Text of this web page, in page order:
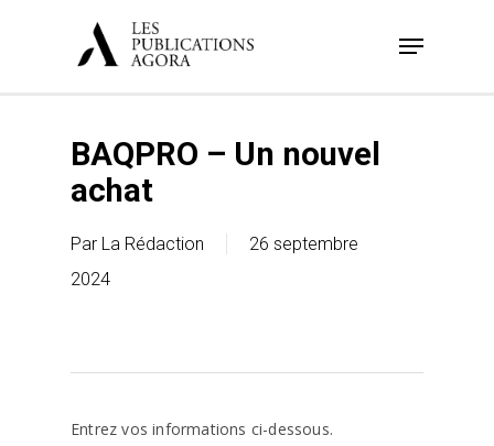
Menu
BAQPRO – Un nouvel
achat
Par La Rédaction
26 septembre
2024
Entrez vos informations ci-dessous.